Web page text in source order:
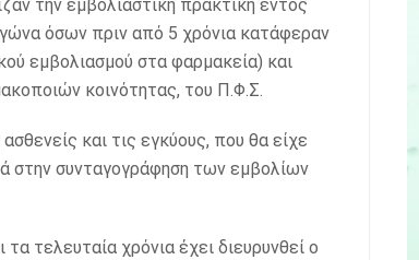
την εμβολιαστική πρακτική εντός
όσων πριν από 5 χρόνια κατάφεραν
εμβολιασμού στα φαρμακεία) και
κοινότητας, του Π.Φ.Σ.
και τις εγκύους, που θα είχε
στην συνταγογράφηση των εμβολίων
τελευταία χρόνια έχει διευρυνθεί ο